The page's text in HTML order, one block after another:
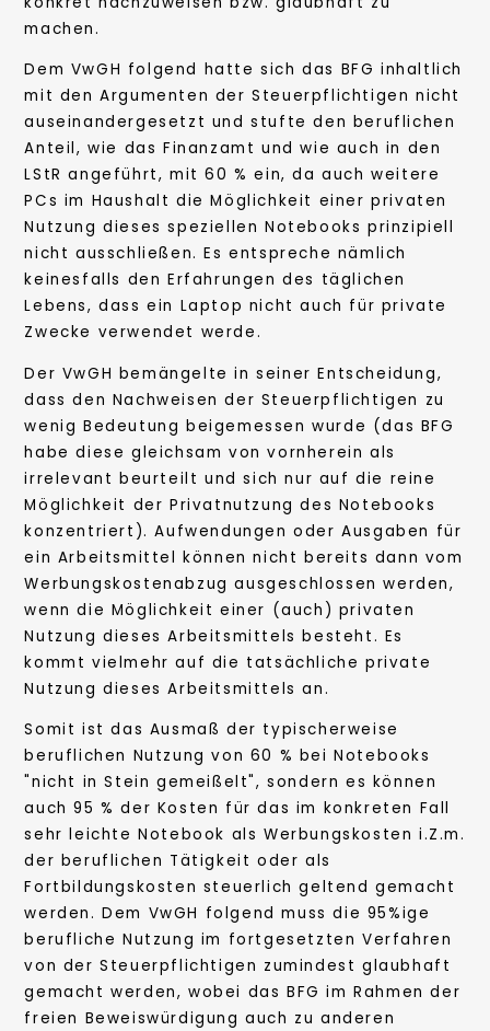
machen.
Dem VwGH folgend hatte sich das BFG inhaltlich
mit den Argumenten der Steuerpflichtigen nicht
auseinandergesetzt und stufte den beruflichen
Anteil, wie das Finanzamt und wie auch in den
LStR angeführt, mit 60 % ein, da auch weitere
PCs im Haushalt die Möglichkeit einer privaten
Nutzung dieses speziellen Notebooks prinzipiell
nicht ausschließen. Es entspreche nämlich
keinesfalls den Erfahrungen des täglichen
Lebens, dass ein Laptop nicht auch für private
Zwecke verwendet werde.
Der VwGH bemängelte in seiner Entscheidung,
dass den Nachweisen der Steuerpflichtigen zu
wenig Bedeutung beigemessen wurde (das BFG
habe diese gleichsam von vornherein als
irrelevant beurteilt und sich nur auf die reine
Möglichkeit der Privatnutzung des Notebooks
konzentriert). Aufwendungen oder Ausgaben für
ein Arbeitsmittel können nicht bereits dann vom
Werbungskostenabzug ausgeschlossen werden,
wenn die Möglichkeit einer (auch) privaten
Nutzung dieses Arbeitsmittels besteht. Es
kommt vielmehr auf die tatsächliche private
Nutzung dieses Arbeitsmittels an.
Somit ist das Ausmaß der typischerweise
beruflichen Nutzung von 60 % bei Notebooks
"nicht in Stein gemeißelt", sondern es können
auch 95 % der Kosten für das im konkreten Fall
sehr leichte Notebook als Werbungskosten i.Z.m.
der beruflichen Tätigkeit oder als
Fortbildungskosten steuerlich geltend gemacht
werden. Dem VwGH folgend muss die 95%ige
berufliche Nutzung im fortgesetzten Verfahren
von der Steuerpflichtigen zumindest glaubhaft
gemacht werden, wobei das BFG im Rahmen der
freien Beweiswürdigung auch zu anderen